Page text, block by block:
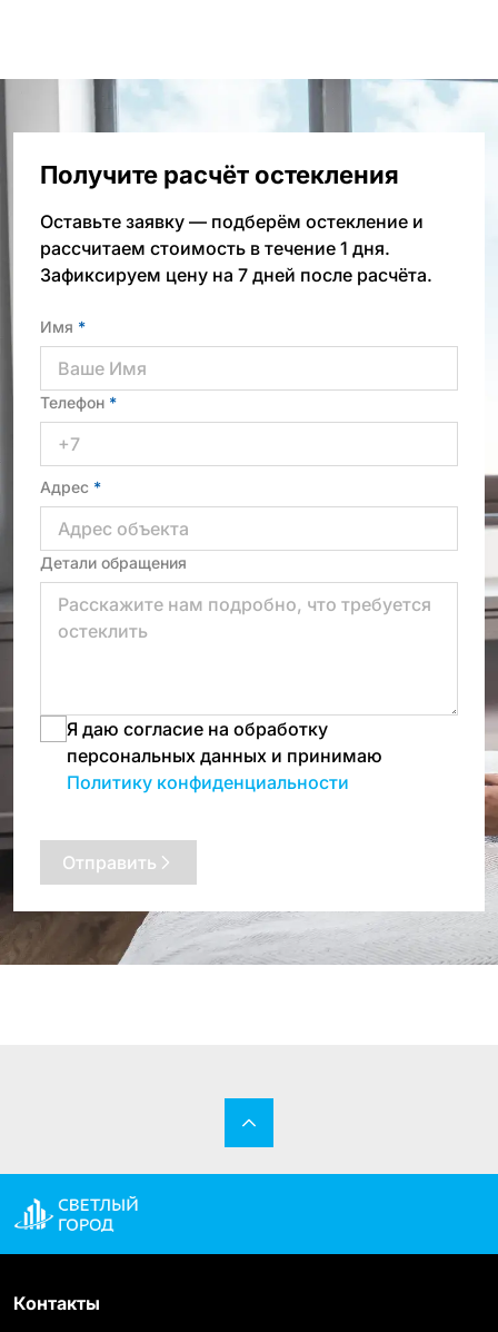
Получите расчёт остекления
Оставьте заявку — подберём остекление и
рассчитаем стоимость в течение 1 дня.
Зафиксируем цену на 7 дней после расчёта.
Имя *
Телефон *
Адрес *
Детали обращения
Я даю согласие на обработку
персональных данных и принимаю
Политику конфиденциальности
Отправить
Контакты